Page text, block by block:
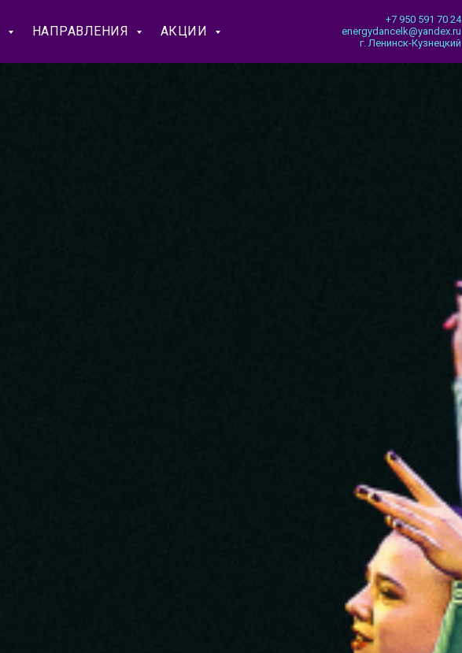
НАПРАВЛЕНИЯ АКЦИИ
+7 950 591 70 24
energydancelk@yandex.ru
г. Ленинск-Кузнецкий